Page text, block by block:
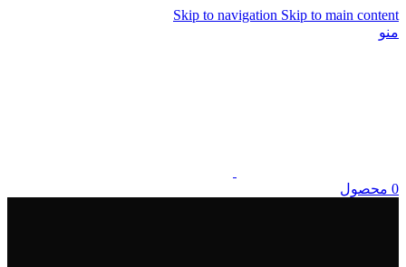
Skip to navigation Skip to main content
منو
0 محصول